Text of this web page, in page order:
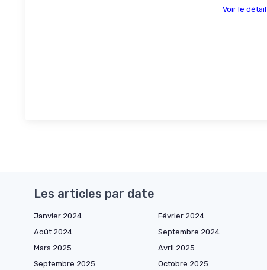
Voir le détail
Les articles par date
Janvier 2024 Février 2024
Août 2024
Septembre 2024
Mars 2025
Avril 2025
Septembre 2025
Octobre 2025